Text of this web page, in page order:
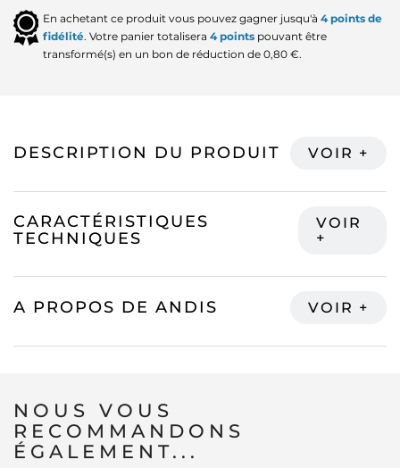
En achetant ce produit vous pouvez gagner jusqu'à 4points de
fidélité. Votre panier totalisera 4points pouvant être
transformé(s) en un bon de réduction de 0,80 €.
DESCRIPTION DU PRODUIT
CARACTÉRISTIQUES
TECHNIQUES
A PROPOS DE ANDIS
NOUS VOUS
RECOMMANDONS
ÉGALEMENT...